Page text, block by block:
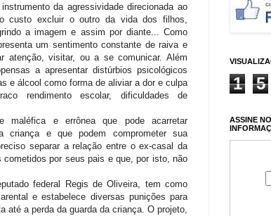
da agressividade direcionada ao
custo excluir o outro da vida dos filhos,
a imagem e assim por diante... Como
um sentimento constante de raiva e
atenção, visitar, ou a se comunicar. Além
a apresentar distúrbios psicológicos
e álcool como forma de aliviar a dor e culpa
rendimento escolar, dificuldades de
maléfica e errônea que pode acarretar
criança e que podem comprometer sua
separar a relação entre o ex-casal da
por seus pais e que, por isto, não
federal Regis de Oliveira, tem como
e estabelece diversas punições para
até a perda da guarda da criança. O projeto,
1 5
ASSINE